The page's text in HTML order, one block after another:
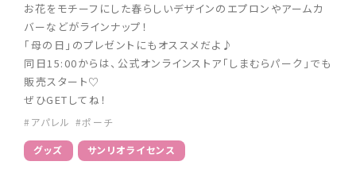
お花をモチーフにした春らしいデザインのエプロンやアームカ
バーなどがラインナップ！
「母の日」のプレゼントにもオススメだよ♪
同日15:00からは、公式オンラインストア「しまむらパーク」でも
販売スタート♡
ぜひGETしてね！
#アパレル #ポーチ
グッズ サンリオライセンス